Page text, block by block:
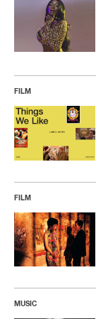
FILM
FILM
MUSIC